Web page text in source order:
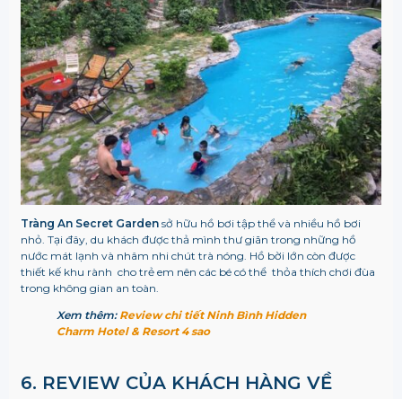
Tràng An Secret Gardensở hữu hồ bơi tập thể và nhiều hồ bơi
nhỏ. Tại đây, du khách được thả mình thư giãn trong những hồ
nước mát lạnh và nhâm nhi chút trà nóng. Hồ bời lớn còn được
thiết kế khu rành cho trẻ em nên các bé có thể thỏa thích chơi đùa
trong không gian an toàn.
Xem thêm: Review chi tiết Ninh Bình Hidden
Charm Hotel & Resort 4 sao
6. REVIEW CỦA KHÁCH HÀNG VỀ